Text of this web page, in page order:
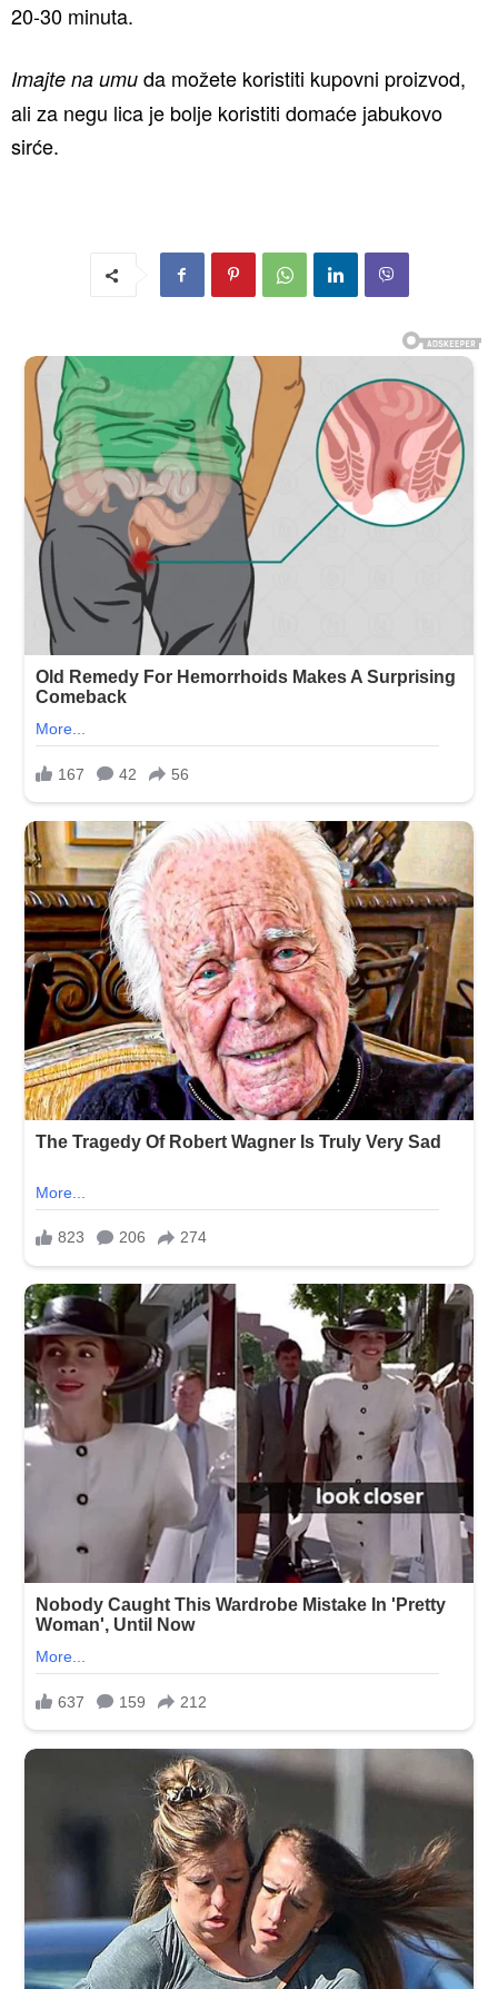
20-30 minuta.
Imajte na umu da možete koristiti kupovni proizvod,
ali za negu lica je bolje koristiti domaće jabukovo
sirće.